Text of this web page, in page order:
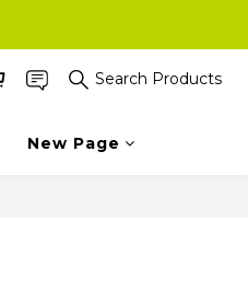
Search Products
New Page